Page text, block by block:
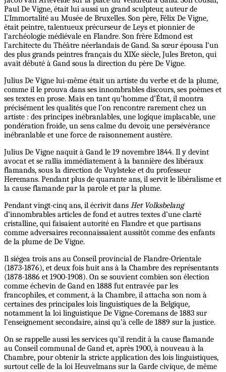
Paul De Vigne, était lui aussi un grand sculpteur, auteur de
L’Immortalité au Musée de Bruxelles. Son père, Félix De Vigne,
était peintre, talentueux précurseur de Leys et pionnier de
l’archéologie médiévale en Flandre. Son frère Edmond est
l’architecte du Théâtre néerlandais de Gand. Sa sœur épousa l’un
des plus grands peintres français du XIXe siècle, Jules Breton, qui
avait débuté à Gand sous la direction du père De Vigne.
Julius De Vigne lui-même était un artiste du verbe et de la plume,
comme il le prouva dans ses innombrables discours, ses poèmes et
ses textes en prose. Mais en tant qu’homme d’État, il montra
précisément les qualités que l’on rencontre rarement chez un
artiste : des principes inébranlables, une logique implacable, une
pondération froide, un sens calme du devoir, une persévérance
inébranlable et une force de raisonnement austère.
Julius De Vigne naquit à Gand le 19 novembre 1844. Il y devint
avocat et se rallia immédiatement à la bannière des libéraux
flamands, sous la direction de Vuylsteke et du professeur
Heremans. Pendant plus de quarante ans, il servit le libéralisme et
la cause flamande par la parole et par la plume.
Pendant vingt-cinq ans, il écrivit dans Het Volksbelang
d’innombrables articles de fond et autres textes d’une clarté
cristalline, qui faisaient autorité en Flandre et que partisans
comme adversaires reconnaissaient aussitôt comme des enfants
de la plume de De Vigne.
Il siégea trois ans au Conseil provincial de Flandre-Orientale
(1873-1876), et deux fois huit ans à la Chambre des représentants
(1878-1886 et 1900-1908). On se souvient combien son élection
comme échevin de Gand en 1888 fut entravée par les
francophiles, et comment, à la Chambre, il attacha son nom à
certaines des principales lois linguistiques de la Belgique,
notamment la loi linguistique De Vigne-Coremans de 1883 sur
l’enseignement secondaire, ainsi qu’à celle de 1889 sur la justice.
On se rappelle aussi les services qu’il rendit à la cause flamande
au Conseil communal de Gand et, après 1900, à nouveau à la
Chambre, pour obtenir la stricte application des lois linguistiques,
surtout celle de la loi Heuvelmans sur la Garde civique, de même